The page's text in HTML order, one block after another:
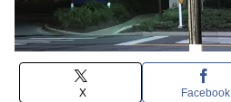
X Facebook